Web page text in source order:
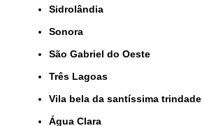
Sidrolândia
Sonora
São Gabriel do Oeste
Três Lagoas
Vila bela da santíssima trindade
Água Clara